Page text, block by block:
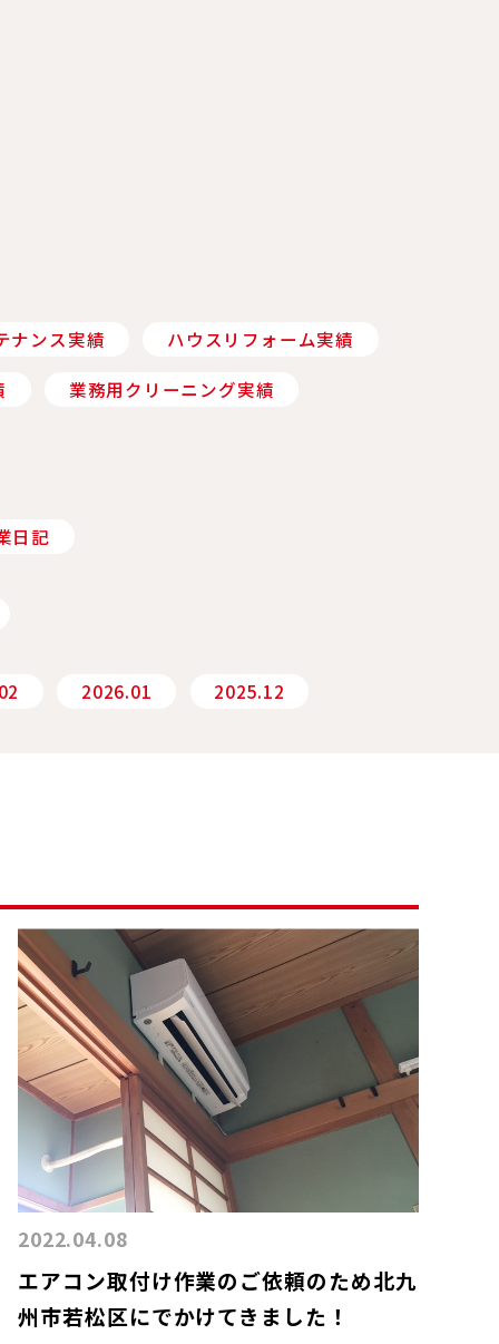
ナンス実績 ハウスリフォーム実績
業務用クリーニング実績
日記
2026.01 2025.12
2022.04.08
エアコン取付け作業のご依頼のため北九
州市若松区にでかけてきました！